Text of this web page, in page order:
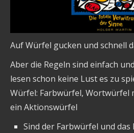
Auf Würfel gucken und schnell
Aber die Regeln sind einfach
lesen schon keine Lust es zu
Würfel: Farbwürfel, Wortwürfel
ein Aktionswürfel
Sind der Farbwürfel und